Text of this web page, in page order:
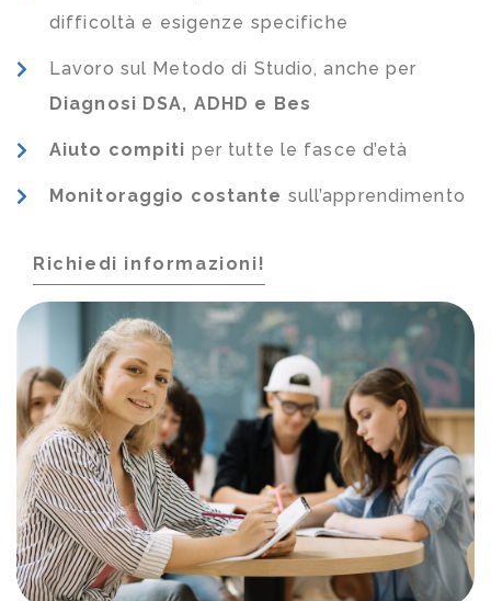
difficoltà e esigenze specifiche
Lavoro sul Metodo di Studio, anche per
Diagnosi DSA, ADHD e Bes
Aiuto compiti per tutte le fasce d’età
Monitoraggio costante sull’apprendimento
Richiedi informazioni!